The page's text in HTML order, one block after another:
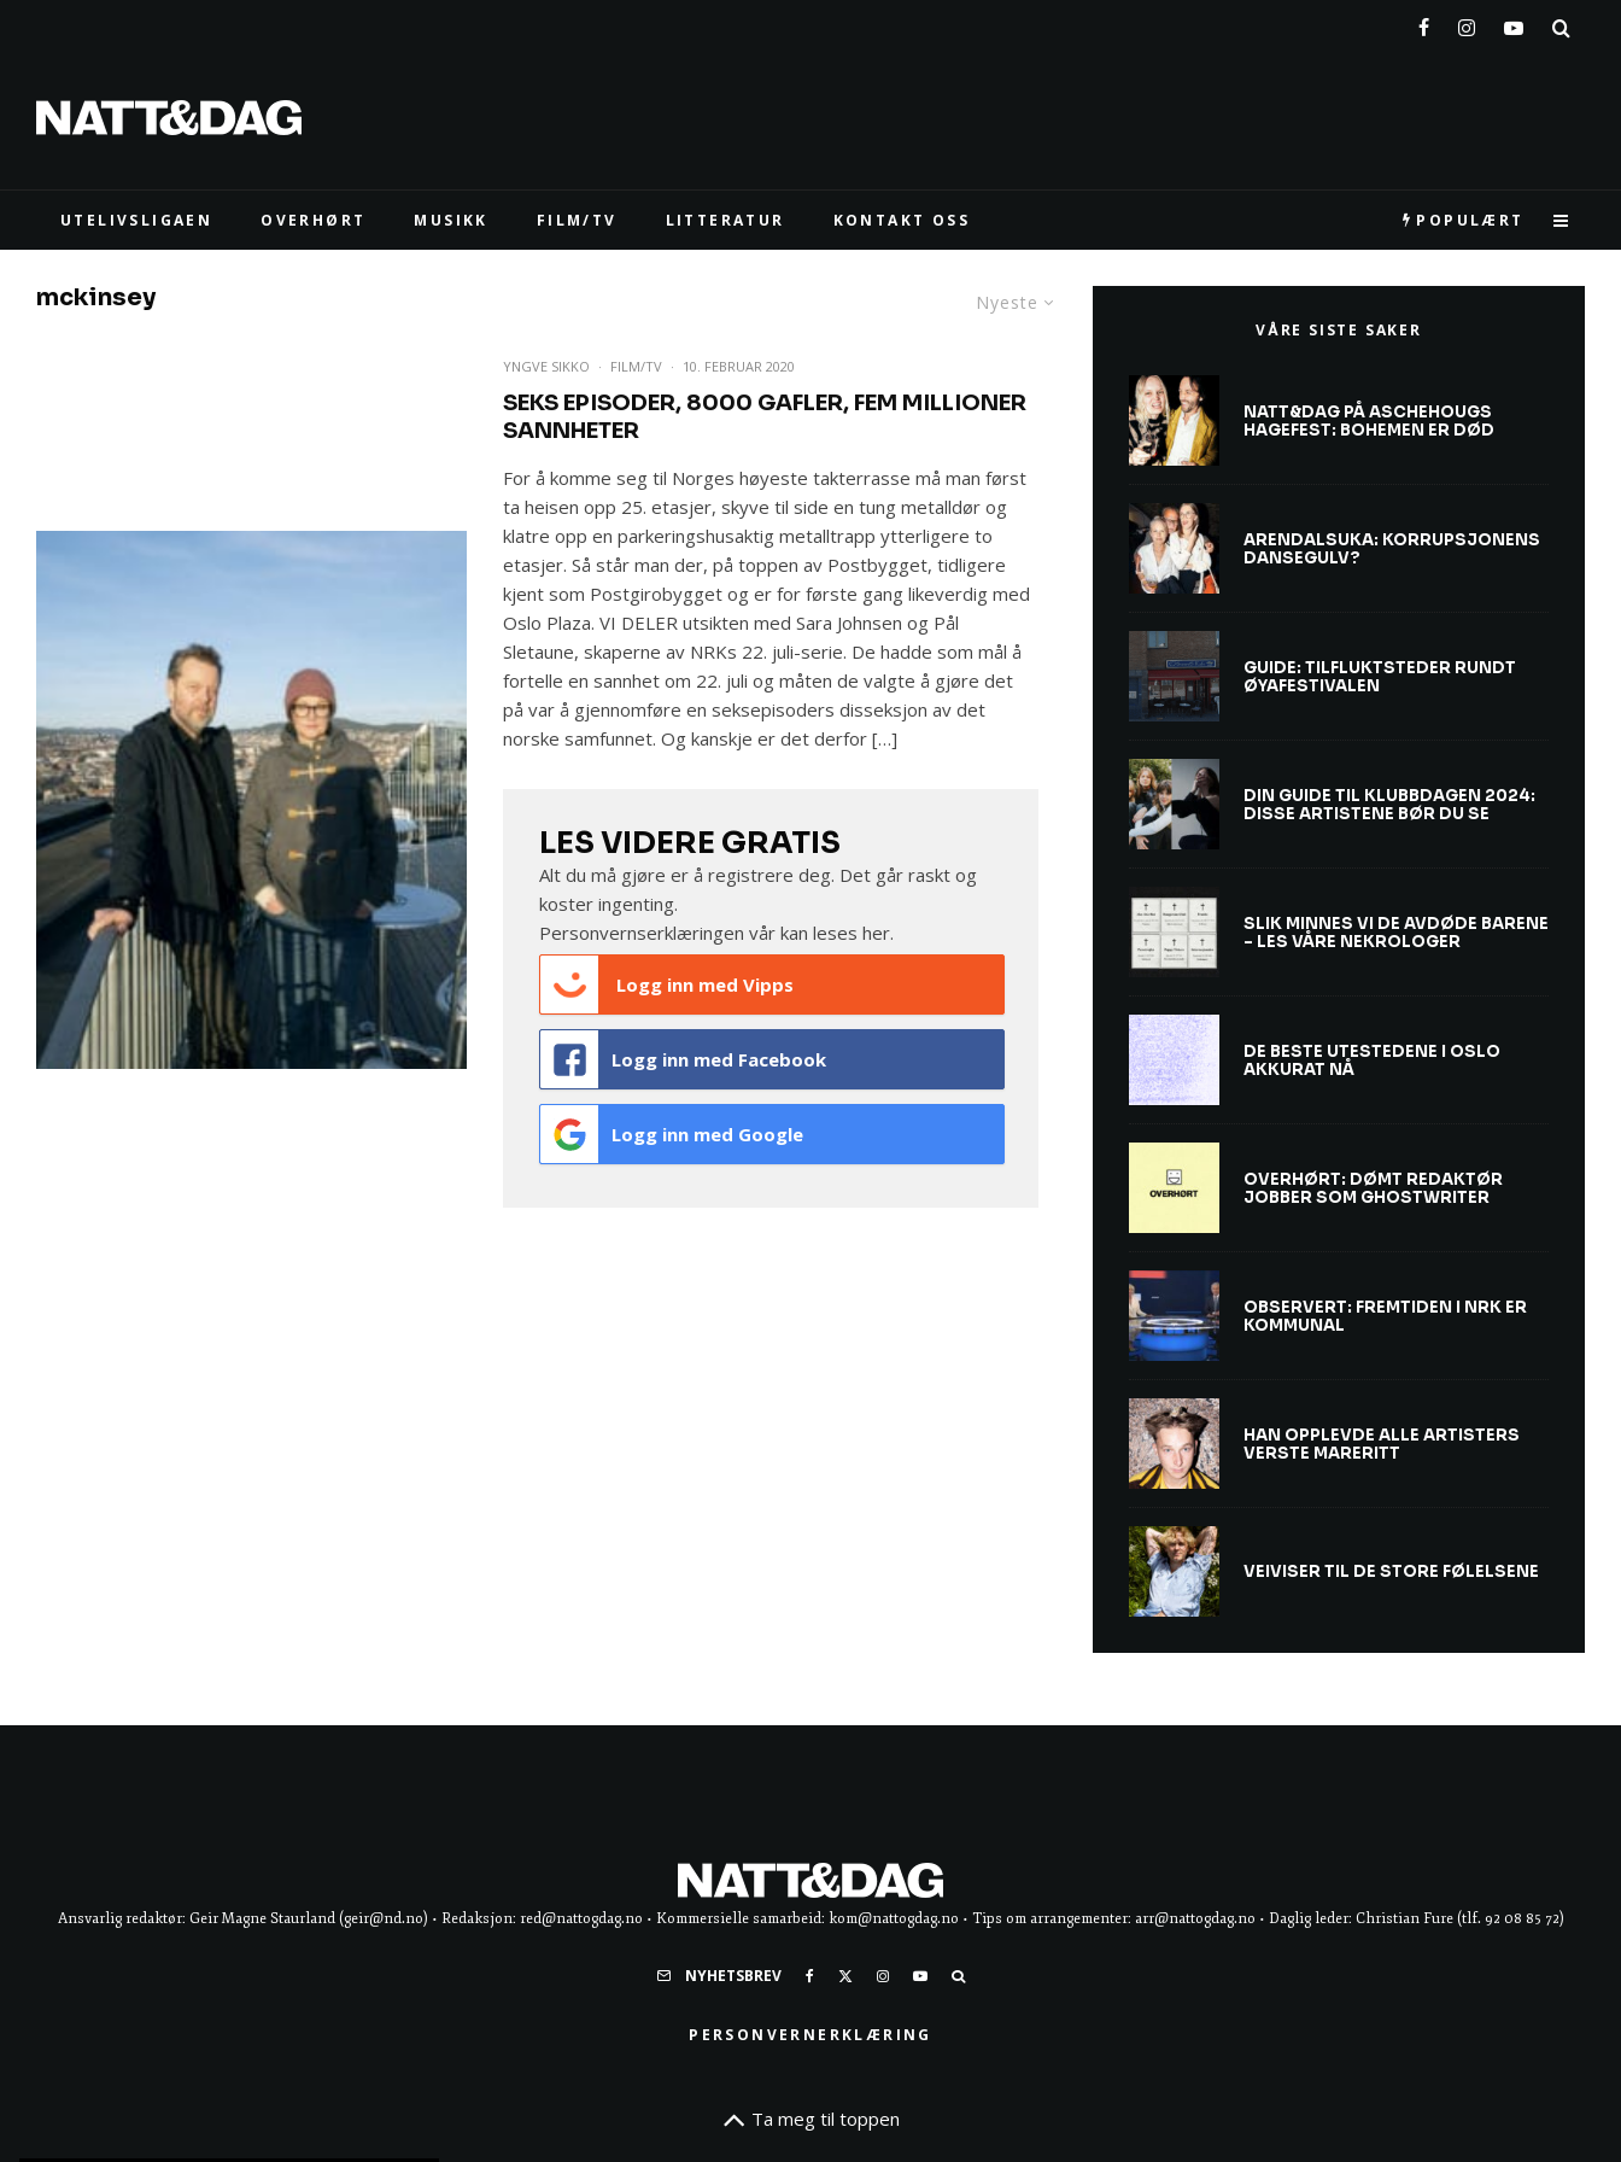
UTELIVSLIGAEN OVERHØRT MUSIKK FILM/TV LITTERATUR KONTAKT OSS POPULÆRT
Nyeste
mckinsey
YNGVE SIKKO · FILM/TV · 10. FEBRUAR 2020
SEKS EPISODER, 8000 GAFLER, FEM MILLIONER
SANNHETER
For å komme seg til Norges høyeste takterrasse må man først
ta heisen opp 25. etasjer, skyve til side en tung metalldør og
klatre opp en parkeringshusaktig metalltrapp ytterligere to
etasjer. Så står man der, på toppen av Postbygget, tidligere
kjent som Postgirobygget og er for første gang likeverdig med
Oslo Plaza. VI DELER utsikten med Sara Johnsen og Pål
Sletaune, skaperne av NRKs 22. juli-serie. De hadde som mål å
fortelle en sannhet om 22. juli og måten de valgte å gjøre det
på var å gjennomføre en seksepisoders disseksjon av det
norske samfunnet. Og kanskje er det derfor […]
LES VIDERE GRATIS
Alt du må gjøre er å registrere deg. Det går raskt og
koster ingenting.
Personvernserklæringen vår kan lesesher.
Logg inn med Vipps
Logg inn med Facebook
Logg inn med Google
VÅRE SISTE SAKER
NATT&DAG PÅ ASCHEHOUGS
HAGEFEST: BOHEMEN ER DØD
ARENDALSUKA: KORRUPSJONENS
DANSEGULV?
GUIDE: TILFLUKTSTEDER RUNDT
ØYAFESTIVALEN
DIN GUIDE TIL KLUBBDAGEN 2024:
DISSE ARTISTENE BØR DU SE
SLIK MINNES VI DE AVDØDE BARENE
– LES VÅRE NEKROLOGER
DE BESTE UTESTEDENE I OSLO
AKKURAT NÅ
OVERHØRT: DØMT REDAKTØR
JOBBER SOM GHOSTWRITER
OBSERVERT: FREMTIDEN I NRK ER
KOMMUNAL
HAN OPPLEVDE ALLE ARTISTERS
VERSTE MARERITT
VEIVISER TIL DE STORE FØLELSENE
Ansvarlig redaktør: Geir Magne Staurland (geir@nd.no) • Redaksjon: red@nattogdag.no • Kommersielle samarbeid: kom@nattogdag.no • Tips om arrangementer: arr@nattogdag.no • Daglig leder: Christian Fure (tlf. 92 08 85 72)
NYHETSBREV
PERSONVERNERKLÆRING
Ta meg til toppen